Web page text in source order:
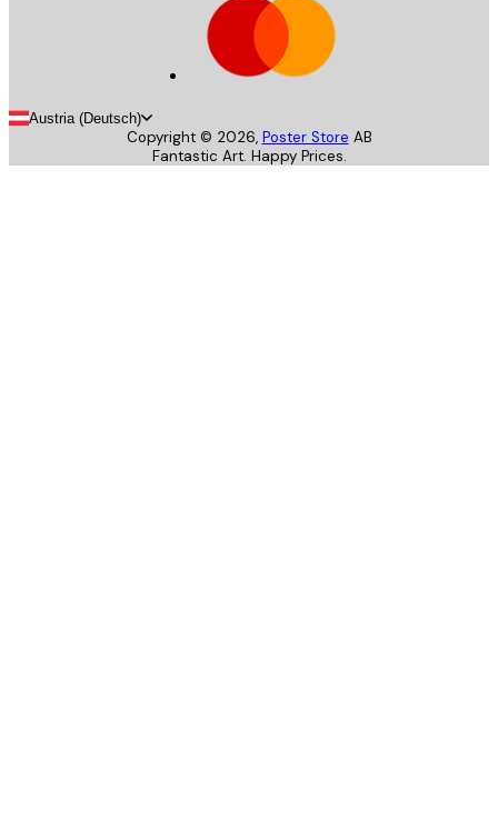
Austria (Deutsch)
Copyright © 2026, Poster Store AB
Fantastic Art. Happy Prices.